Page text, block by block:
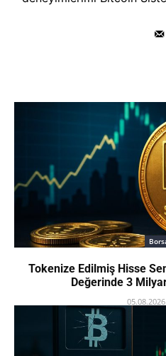
Tokenize Edilmiş Hisse
Değerinde 3